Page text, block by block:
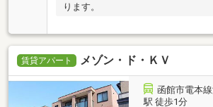
ります。
賃貸アパート メゾン・ド・ＫＶ
函館市電本
駅 徒歩1分